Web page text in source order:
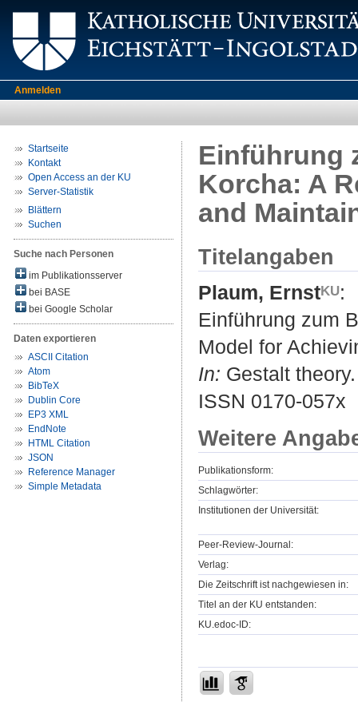
Anmelden
Startseite
Kontakt
Open Access an der KU
Server-Statistik
Blättern
Suchen
Suche nach Personen
im Publikationsserver
bei BASE
bei Google Scholar
Daten exportieren
ASCII Citation
Atom
BibTeX
Dublin Core
EP3 XML
EndNote
HTML Citation
JSON
Reference Manager
Simple Metadata
Einführung
Korcha: A
and
Titelangaben
Plaum, Ernst
:
Einführung zum
Model for
In: Gestalt
ISSN 0170-057x
Weitere
Publikationsform:
Schlagwörter:
Institutionen der Universität:
Peer-Review-Journal:
Verlag:
Die Zeitschrift ist nachgewiesen in:
Titel an der KU entstanden:
KU.edoc-ID: